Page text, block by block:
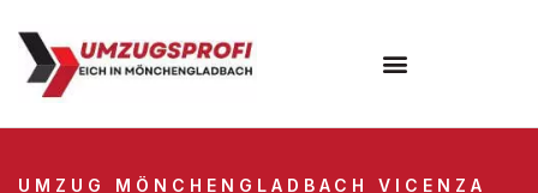
UMZUG MÖNCHENGLADBACH VICENZA